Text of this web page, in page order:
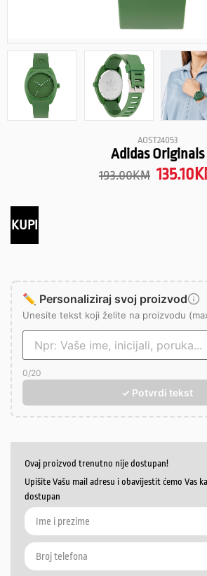
AOST24053
Adidas Originals
193.00KM 135.10
KUPI
✏️ Personaliziraj svoj proizvod
Unesite tekst koji želite na proizvodu
0/20
✓ Potvrdi tekst
Ovaj proizvod trenutno nije dostupan!
Upišite Vašu mail adresu i obavijestit ćemo Vas
dostupan